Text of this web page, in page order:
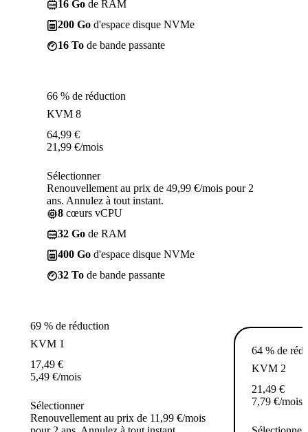
16 Go de RAM
200 Go d'espace disque NVMe
16 To de bande passante
66 % de réduction
KVM 8
64,99 €
21,99 €/mois
Sélectionner
Renouvellement au prix de 49,99 €/mois pour 2
ans. Annulez à tout instant.
8 cœurs vCPU
32 Go de RAM
400 Go d'espace disque NVMe
32 To de bande passante
69 % de réduction
KVM 1
17,49 €
5,49 €/mois
Sélectionner
Renouvellement au prix de 11,99 €/mois
64 % de
KVM 2
21,49 €
7,79 €/mois